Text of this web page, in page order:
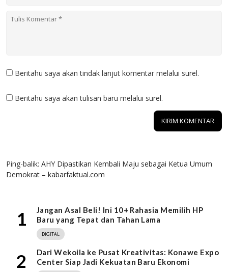
Beritahu saya akan tindak lanjut komentar melalui surel.
Beritahu saya akan tulisan baru melalui surel.
Ping-balik: AHY Dipastikan Kembali Maju sebagai Ketua Umum
Demokrat – kabarfaktual.com
1
Jangan Asal Beli! Ini 10+ Rahasia Memilih HP
Baru yang Tepat dan Tahan Lama
DIGITAL
2
Dari Wekoila ke Pusat Kreativitas: Konawe Expo
Center Siap Jadi Kekuatan Baru Ekonomi